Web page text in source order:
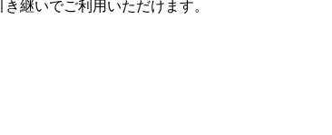
継いでご利用いただけます。